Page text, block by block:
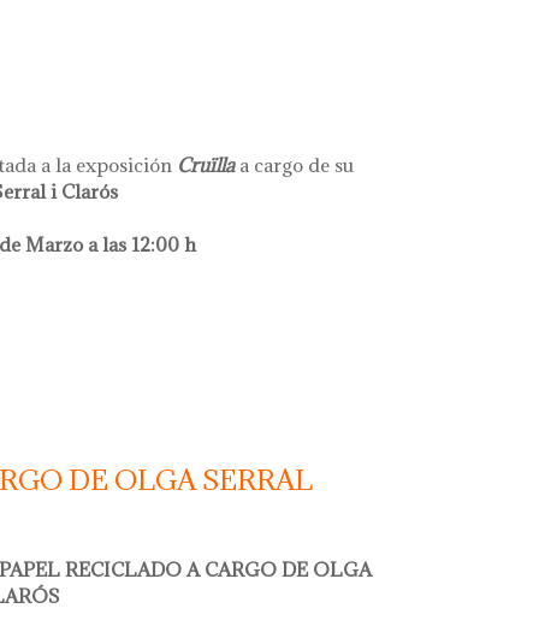
a la exposición Cruïlla a cargo de su
i Clarós
Marzo a las 12:00 h
DE OLGA SERRAL
RECICLADO A CARGO DE OLGA